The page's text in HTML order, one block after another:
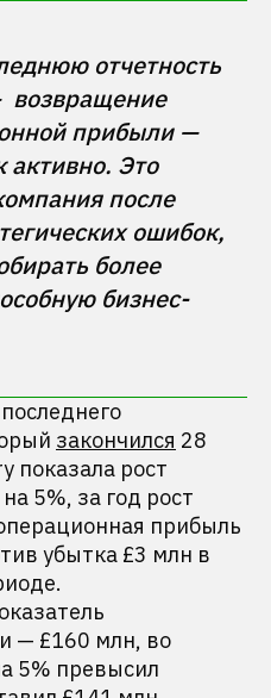
отчетность
возвращение
прибыли —
активно. Это
после
ошибок,
более
бизнес-
закончился 28
показала рост
5%, за год рост
прибыль
убытка £3 млн в
— £160 млн, во
5% превысил